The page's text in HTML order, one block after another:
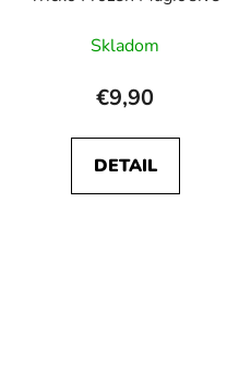
Skladom
€9,90
DETAIL